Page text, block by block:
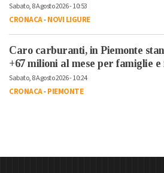
Sabato, 8 Agosto 2026 - 10:53
CRONACA-NOVI LIGURE
Caro carburanti, in Piemonte
+67 milioni al mese per famiglie e
Sabato, 8 Agosto 2026 - 10:24
CRONACA-PIEMONTE